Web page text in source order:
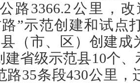
路3366.2公里，
”示范创建和试点
（市、区）创建成
建省级示范县10个
路35条段430公里